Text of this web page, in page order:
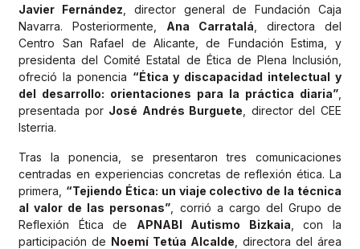
Javier Fernández , director general de Fundación Caja
Navarra. Posteriormente, Ana Carratalá , directora del
Centro San Rafael de Alicante, de Fundación Estima, y
presidenta del Comité Estatal de Ética de Plena Inclusión,
ofreció la ponencia “Ética y discapacidad intelectual y
del desarrollo: orientaciones para la práctica diaria”,
presentada por José Andrés Burguete , director del CEE
Isterria.
Tras la ponencia, se presentaron tres comunicaciones
centradas en experiencias concretas de reflexión ética. La
primera, “Tejiendo Ética: un viaje colectivo de la técnica
al valor de las personas” , corrió a cargo del Grupo de
Reflexión Ética de APNABI Autismo Bizkaia , con la
participación de Noemí Tetúa Alcalde , directora del área